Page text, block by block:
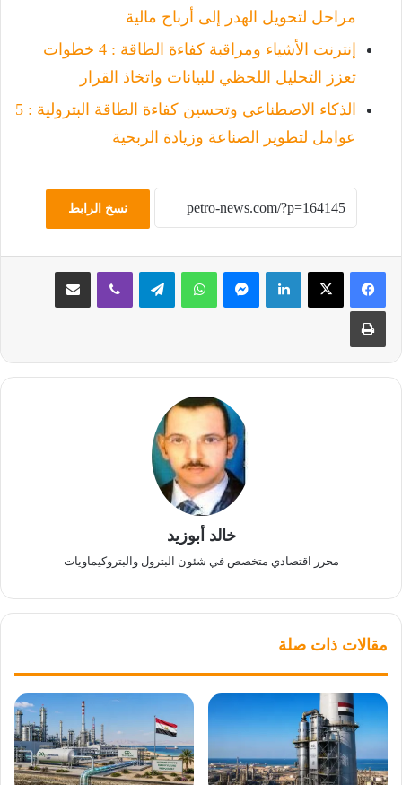
مراحل لتحويل الهدر إلى أرباح مالية
إنترنت الأشياء ومراقبة كفاءة الطاقة : 4 خطوات
تعزز التحليل اللحظي للبيانات واتخاذ القرار
الذكاء الاصطناعي وتحسين كفاءة الطاقة البترولية : 5
عوامل لتطوير الصناعة وزيادة الربحية
نسخ الرابط
لينكدإن ماسنجر واتساب تيلقرام ڤايبر مشاركة عبر البريد
طباعة
خالد أبوزيد
محرر اقتصادي متخصص في شئون البترول والبتروكيماويات
مقالات ذات صلة